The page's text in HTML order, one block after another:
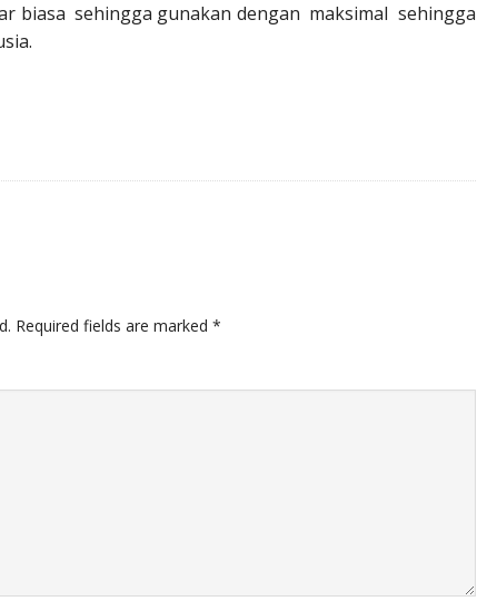
biasa sehingga gunakan dengan maksimal sehingga
Required fields are marked *